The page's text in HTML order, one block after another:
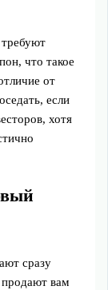
что такое
от
если
хотя
сразу
продают вам